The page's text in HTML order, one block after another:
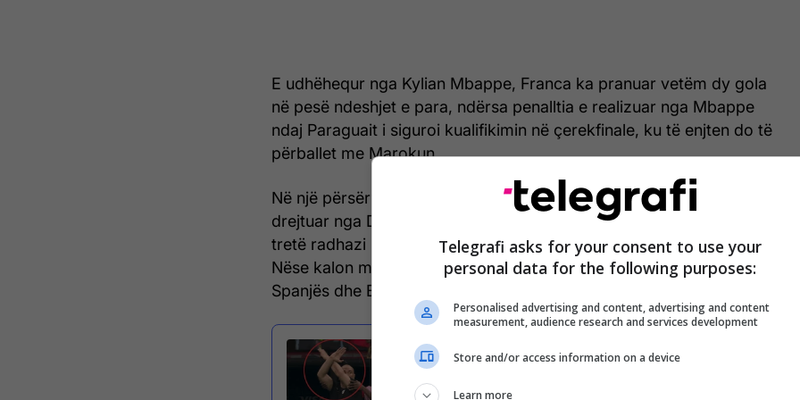
E udhëhequr nga Kylian Mbappe, Franca ka pranuar vetëm dy gola
në pesë ndeshjet e para, ndërsa penalltia e realizuar nga Mbappe
ndaj Paraguait i siguroi kualifikimin në çerekfinale, ku të enjten do të
përballet me Marokun.
Në një përsëritje të gjysmëfinales së Botërorit 2022, skuadra e
drejtuar nga Didier Deschamps mund të sigurojë pjesëmarrjen e
tretë radhazi në gjysmëfinale nëse mposht përfaqësuesen afrikane.
Nëse kalon më tej, Franca do të përballet me fituesin e duelit mes
Spanjës dhe Belgjikës.
drejtim të gjyqtarit – shpjegohet gjesti i
Telegrafi asks for your consent to use your
personal data for the following purposes:
Personalised advertising and content, advertising and content
measurement, audience research and services development
Store and/or access information on a device
Learn more